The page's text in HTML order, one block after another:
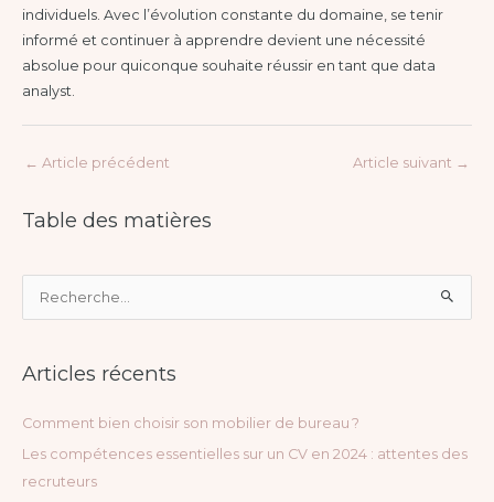
individuels. Avec l’évolution constante du domaine, se tenir
informé et continuer à apprendre devient une nécessité
absolue pour quiconque souhaite réussir en tant que data
analyst.
← Article précédent Article suivant →
Table des matières
hArticles récents
Comment bien choisir son mobilier de bureau ?
Les compétences essentielles sur un CV en 2024 : attentes des
recruteurs